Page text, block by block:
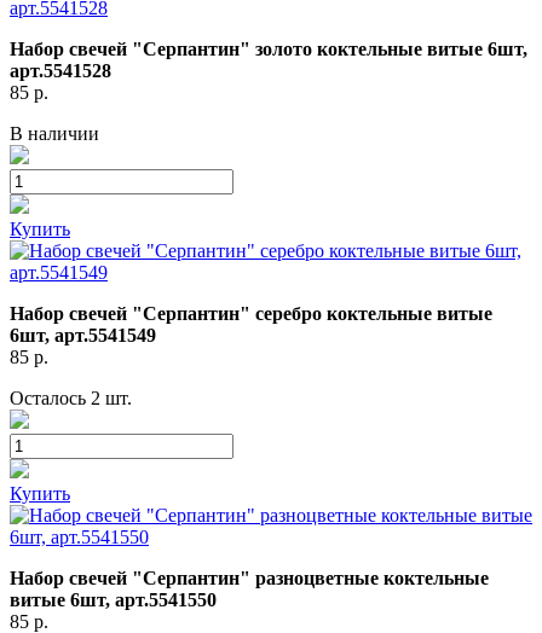
Набор свечей "Серпантин" золото коктельные витые 6шт,
арт.5541528
85 р.
В наличии
Купить
Набор свечей "Серпантин" серебро коктельные витые
6шт, арт.5541549
85 р.
Осталось 2 шт.
Купить
Набор свечей "Серпантин" разноцветные коктельные
витые 6шт, арт.5541550
85 р.